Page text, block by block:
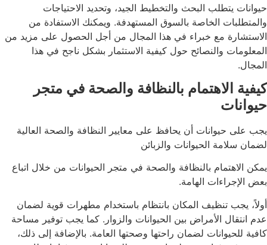
حيوانات يتطلب البحث والتخطيط الجيد، وتحديد الاحتياجات
والمتطلبات الخاصة بالسوق المستهدفة. ويمكنك الاستفادة من
الاستشارة مع خبراء في هذا المجال من أجل الحصول على مزيد من
المعلومات والنصائح حول كيفية الاستثمار بشكل ناجح في هذا
المجال.
كيفية الاهتمام بالنظافة والصحة في متجر
حيوانات
يجب على حيوانات أن يحافظ على معايير النظافة والصحة العالية
لضمان سلامة الحيوانات والزبائن
يمكن الاهتمام بالنظافة والصحة في متجر الحيوانات من خلال اتباع
بعض الإجراءات الهامة.
أولاً، يجب تنظيف المكان بانتظام باستخدام مطهرات قوية لضمان
عدم انتقال الأمراض بين الحيوانات والزوار. كما يجب توفير مساحة
كافية للحيوانات لضمان راحتها وصحتها العامة. بالإضافة إلى ذلك،